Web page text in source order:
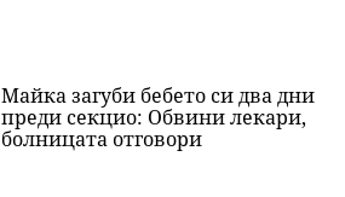
Майка загуби бебето си два дни
преди секцио: Обвини лекари,
болницата отговори